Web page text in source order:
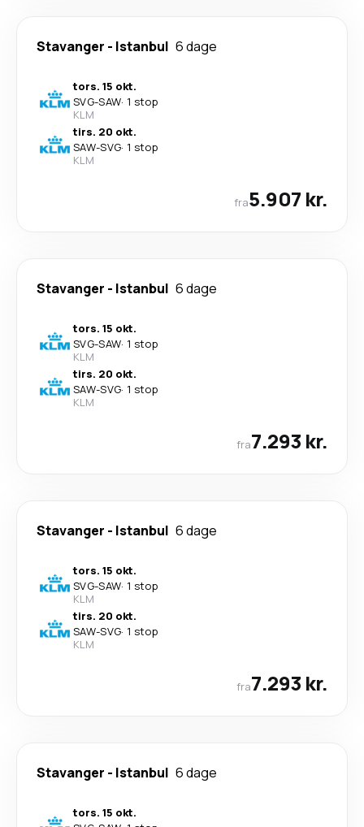
Stavanger - Istanbul 6 dage
tors. 15 okt.
SVG-SAW· 1 stop
KLM
tirs. 20 okt.
SAW-SVG· 1 stop
KLM
fra5.907 kr.
Stavanger - Istanbul 6 dage
tors. 15 okt.
SVG-SAW· 1 stop
KLM
tirs. 20 okt.
SAW-SVG· 1 stop
KLM
fra7.293 kr.
Stavanger - Istanbul 6 dage
tors. 15 okt.
SVG-SAW· 1 stop
KLM
tirs. 20 okt.
SAW-SVG· 1 stop
KLM
fra7.293 kr.
Stavanger - Istanbul 6 dage
tors. 15 okt.